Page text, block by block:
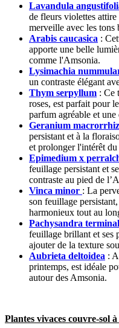
Lavandula
de fleurs violettes
merveille avec les tons
Arabis caucasica :
apporte une belle
comme l'Amsonia.
Lysimachia
un contraste élégant
Thym serpyllum : Ce
roses, est parfait pour
parfum agréable et
Geranium
persistant et à la
et prolonger l'intérêt du
Epimedium x
feuillage persistant et
contraste au pied de
Vinca minor : La
son feuillage
harmonieux tout au
Pachysandra
feuillage brillant et ses
ajouter de la texture
Aubrieta deltoidea :
printemps, est idéale
autour des Amsonia.
Plantes vivaces couvre-sol